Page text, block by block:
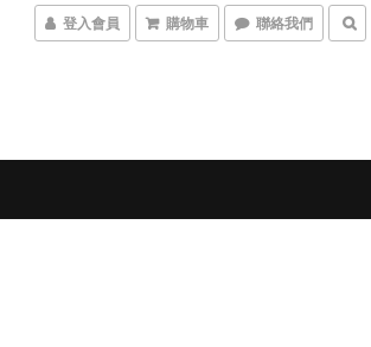
登入會員 購物車 聯絡我們